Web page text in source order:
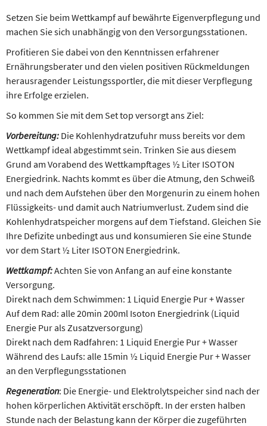
Setzen Sie beim Wettkampf auf bewährte Eigenverpflegung und
machen Sie sich unabhängig von den Versorgungsstationen.
Profitieren Sie dabei von den Kenntnissen erfahrener
Ernährungsberater und den vielen positiven Rückmeldungen
herausragender Leistungssportler, die mit dieser Verpflegung
ihre Erfolge erzielen.
So kommen Sie mit dem Set top versorgt ans Ziel:
Vorbereitung: Die Kohlenhydratzufuhr muss bereits vor dem
Wettkampf ideal abgestimmt sein. Trinken Sie aus diesem
Grund am Vorabend des Wettkampftages ½ Liter ISOTON
Energiedrink. Nachts kommt es über die Atmung, den Schweiß
und nach dem Aufstehen über den Morgenurin zu einem hohen
Flüssigkeits- und damit auch Natriumverlust. Zudem sind die
Kohlenhydratspeicher morgens auf dem Tiefstand. Gleichen Sie
Ihre Defizite unbedingt aus und konsumieren Sie eine Stunde
vor dem Start ½ Liter ISOTON Energiedrink.
Wettkampf:Achten Sie von Anfang an auf eine konstante
Versorgung.
Direkt nach dem Schwimmen: 1 Liquid Energie Pur + Wasser
Auf dem Rad: alle 20min 200ml Isoton Energiedrink (Liquid
Energie Pur als Zusatzversorgung)
Direkt nach dem Radfahren: 1 Liquid Energie Pur + Wasser
Während des Laufs: alle 15min ½ Liquid Energie Pur + Wasser
an den Verpflegungsstationen
Regeneration: Die Energie- und Elektrolytspeicher sind nach der
hohen körperlichen Aktivität erschöpft. In der ersten halben
Stunde nach der Belastung kann der Körper die zugeführten